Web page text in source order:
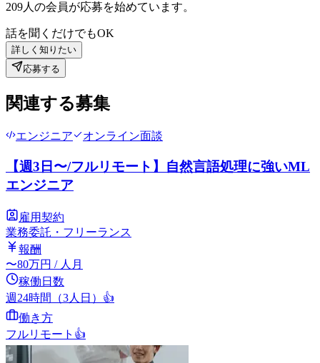
209人の会員が応募を始めています。
話を聞くだけでもOK
詳しく知りたい
応募する
関連する募集
エンジニア オンライン面談
【週3日〜/フルリモート】自然言語処理に強いML
エンジニア
雇用契約
業務委託・フリーランス
報酬
〜80万円 / 人月
稼働日数
週24時間（3人日） 👍
働き方
フルリモート 👍